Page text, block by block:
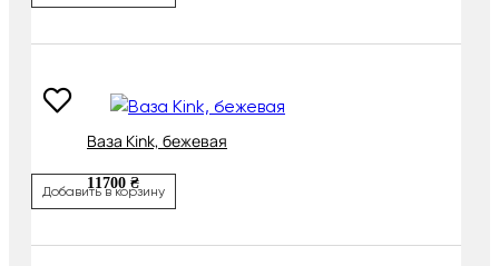
Ваза Kink, бежевая
11700 ₴
Добавить в корзину